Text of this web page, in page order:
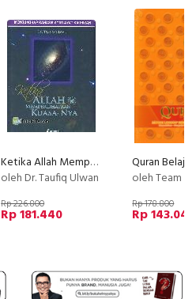
Ketika Allah Memperlihatkan Kuasa-Nya
oleh Dr. Taufiq Ulwan
Rp 226.800
Rp 181.440
oleh Team
Rp 178.800
Rp 143.040